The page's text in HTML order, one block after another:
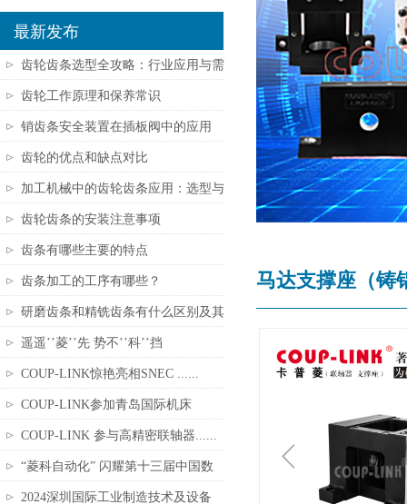
最新发布
齿轮齿条选型全攻略：行业应用与需
求匹......
齿轮工作原理和保养常识
销齿条安全装置在插板阀中的应用
齿轮的优点和缺点对比
加工机械中的齿轮齿条应用：选型与
维护......
齿轮齿条的安装注意事项
齿条有哪些主要的特点
齿条加工的工序有哪些？
研磨齿条和精铣齿条有什么区别及其
在机......
遥遥’’菱’’先 势不’’科’’挡
COUP-LINK惊艳亮相SNEC ......
COUP-LINK参加青岛国际机床
展......
COUP-LINK 参与高精密联轴器......
“菱科自动化” 闪耀第十三届中国数
控......
2024深圳国际工业制造技术及设备
马达支撑座（